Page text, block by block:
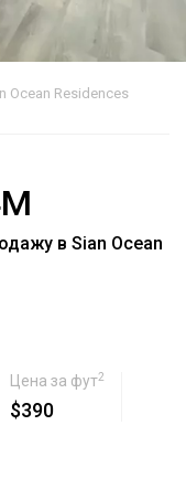
Ocean Residences
в Sian Ocean
Цена за фут2
$390